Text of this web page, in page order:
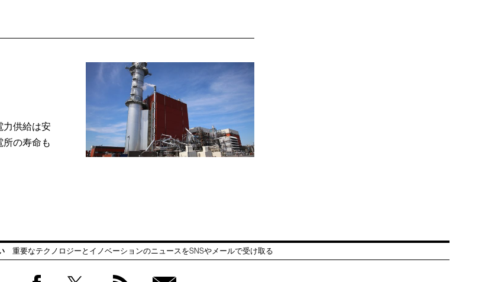
力供給は安
の寿命も
重要なテクノロジーとイノベーションのニュースをSNSやメールで受け取る